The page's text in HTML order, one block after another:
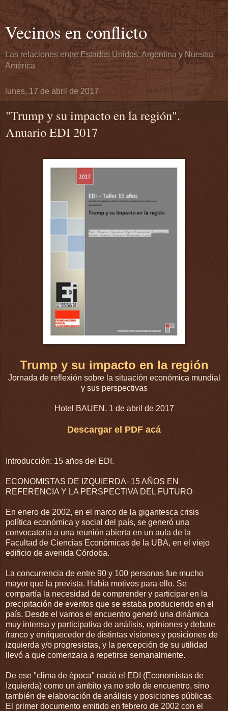
Vecinos en conflicto
Las relaciones entre Estados Unidos, Argentina y Nuestra
América
lunes, 17 de abril de 2017
"Trump y su impacto en la región".
Anuario EDI 2017
Trump y su impacto en la región
Jornada de reflexión sobre la situación económica mundial
y sus perspectivas
Hotel BAUEN, 1 de abril de 2017
Descargar el PDF acá
Introducción: 15 años del EDI.
ECONOMISTAS DE IZQUIERDA- 15 AÑOS EN
REFERENCIA Y LA PERSPECTIVA DEL FUTURO
En enero de 2002, en el marco de la gigantesca crisis
política económica y social del país, se generó una
convocatoria a una reunión abierta en un aula de la
Facultad de Ciencias Económicas de la UBA, en el viejo
edificio de avenida Córdoba.
La concurrencia de entre 90 y 100 personas fue mucho
mayor que la prevista. Había motivos para ello. Se
compartía la necesidad de comprender y participar en la
precipitación de eventos que se estaba produciendo en el
país. Desde el vamos el encuentro generó una dinámica
muy intensa y participativa de análisis, opiniones y debate
franco y enriquecedor de distintas visiones y posiciones de
izquierda y/o progresistas, y la percepción de su utilidad
llevó a que comenzara a repetirse semanalmente.
De ese "clima de época" nació el EDI (Economistas de
Izquierda) como un ámbito ya no solo de encuentro, sino
también de elaboración de análisis y posiciones públicas.
El primer documento emitido en febrero de 2002 con el